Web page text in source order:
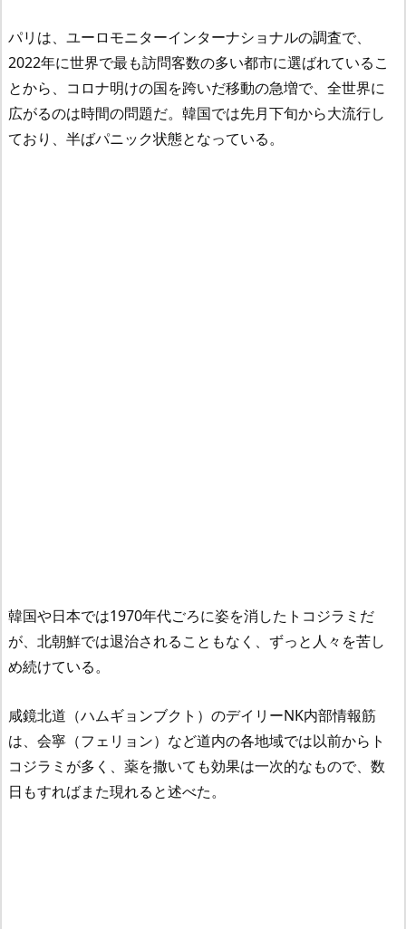
パリは、ユーロモニターインターナショナルの調査で、
2022年に世界で最も訪問客数の多い都市に選ばれているこ
とから、コロナ明けの国を跨いだ移動の急増で、全世界に
広がるのは時間の問題だ。韓国では先月下旬から大流行し
ており、半ばパニック状態となっている。
韓国や日本では1970年代ごろに姿を消したトコジラミだ
が、北朝鮮では退治されることもなく、ずっと人々を苦し
め続けている。
咸鏡北道（ハムギョンブクト）のデイリーNK内部情報筋
は、会寧（フェリョン）など道内の各地域では以前からト
コジラミが多く、薬を撒いても効果は一次的なもので、数
日もすればまた現れると述べた。